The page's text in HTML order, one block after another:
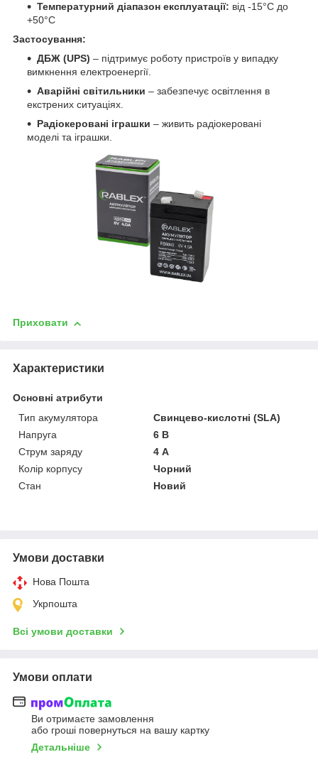
Температурний діапазон експлуатації: від -15°C до
+50°C
Застосування:
ДБЖ (UPS) – підтримує роботу пристроїв у випадку
вимкнення електроенергії.
Аварійні світильники – забезпечує освітлення в
екстрених ситуаціях.
Радіокеровані іграшки – живить радіокеровані
моделі та іграшки.
Приховати
Характеристики
Основні атрибути
Тип акумулятора
Свинцево-кислотні (SLA)
Напруга
6 В
Струм заряду
4 А
Колір корпусу
Чорний
Стан
Новий
Умови доставки
Нова Пошта
Укрпошта
Всі умови доставки
Умови оплати
Ви отримаєте замовлення
або гроші повернуться на вашу картку
Детальніше